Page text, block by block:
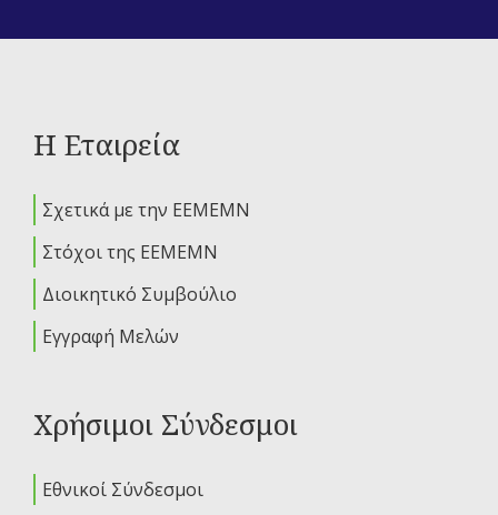
Η Εταιρεία
Σχετικά με την ΕΕΜΕΜΝ
Στόχοι της ΕΕΜΕΜΝ
Διοικητικό Συμβούλιο
Εγγραφή Μελών
Χρήσιμοι Σύνδεσμοι
Εθνικοί Σύνδεσμοι